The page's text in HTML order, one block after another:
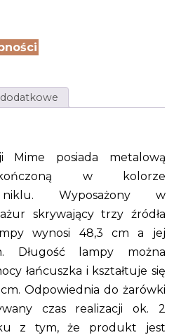
Mime posiada metalową
w kolorze
niklu. Wyposażony w
skrywający trzy źródła
wynosi 48,3 cm a jej
Długość lampy można
łańcuszka i kształtuje się
Odpowiednia do żarówki
czas realizacji ok. 2
z tym, że produkt jest